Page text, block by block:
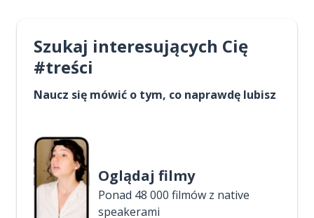
Szukaj interesujących Cię
#treści
Naucz się mówić o tym, co naprawdę lubisz
Oglądaj filmy
Ponad 48 000 filmów z native
speakerami